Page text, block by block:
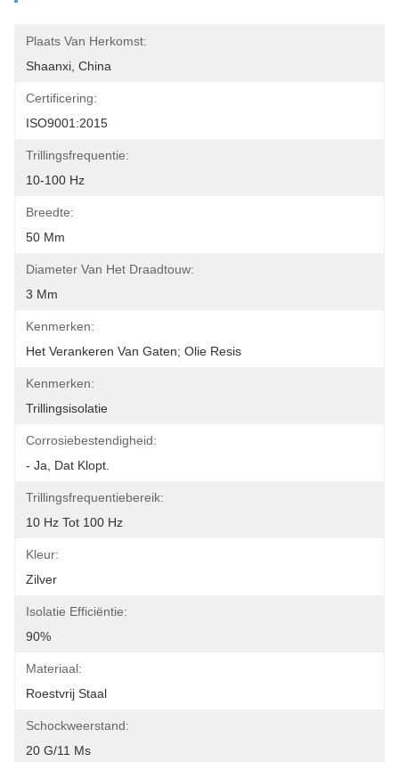
Plaats Van Herkomst:
Shaanxi, China
Certificering:
ISO9001:2015
Trillingsfrequentie:
10-100 Hz
Breedte:
50 Mm
Diameter Van Het Draadtouw:
3 Mm
Kenmerken:
Het Verankeren Van Gaten; Olie Resis
Kenmerken:
Trillingsisolatie
Corrosiebestendigheid:
- Ja, Dat Klopt.
Trillingsfrequentiebereik:
10 Hz Tot 100 Hz
Kleur:
Zilver
Isolatie Efficiëntie:
90%
Materiaal:
Roestvrij Staal
Schockweerstand:
20 G/11 Ms